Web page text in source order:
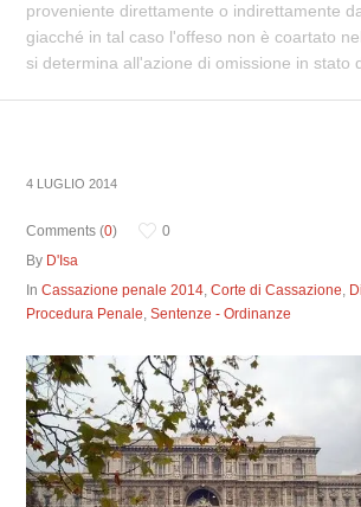
proveniente direttamente o indirettamente
giacché in tal caso l'offeso non è coartato
si determina all'azione di omissione in stato
4 LUGLIO 2014
Comments (0)
0
By D'Isa
InCassazione penale 2014,Corte di Cassazione,
Procedura Penale,Sentenze - Ordinanze